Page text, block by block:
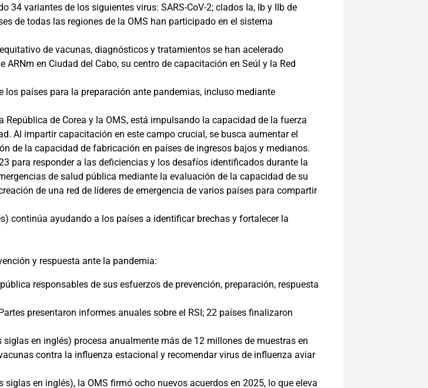
variantes de los siguientes virus: SARS-CoV-2; clados Ia, Ib y IIb de
de todas las regiones de la OMS han participado en el sistema
de vacunas, diagnósticos y tratamientos se han acelerado
en Ciudad del Cabo, su centro de capacitación en Seúl y la Red
países para la preparación ante pandemias, incluso mediante
de Corea y la OMS, está impulsando la capacidad de la fuerza
Al impartir capacitación en este campo crucial, se busca aumentar el
de la capacidad de fabricación en países de ingresos bajos y medianos.
para responder a las deficiencias y los desafíos identificados durante la
de salud pública mediante la evaluación de la capacidad de su
de una red de líderes de emergencia de varios países para compartir
continúa ayudando a los países a identificar brechas y fortalecer la
y respuesta ante la pandemia:
responsables de sus esfuerzos de prevención, preparación, respuesta
presentaron informes anuales sobre el RSI; 22 países finalizaron
en inglés) procesa anualmente más de 12 millones de muestras en
contra la influenza estacional y recomendar virus de influenza aviar
en inglés), la OMS firmó ocho nuevos acuerdos en 2025, lo que eleva